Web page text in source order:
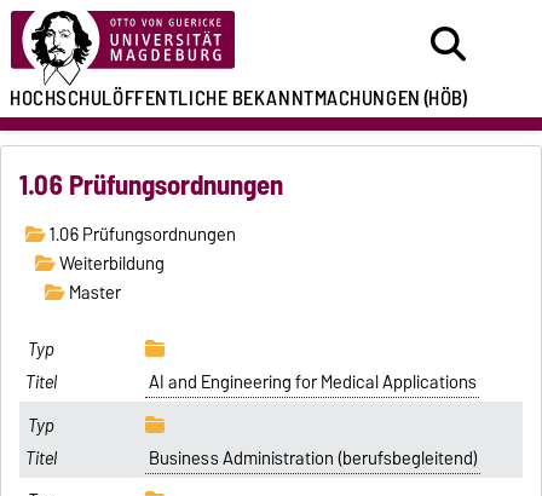
HOCHSCHULÖFFENTLICHEBEKANNTMACHUNGEN(HÖB)
1.06 Prüfungsordnungen
1.06 Prüfungsordnungen
Weiterbildung
Master
AI and Engineering for Medical Applications
Business Administration (berufsbegleitend)